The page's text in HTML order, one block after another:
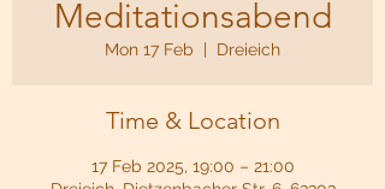
Meditationsabend
Mon 17 Feb
  |
Dreieich
Time & Location
17 Feb 2025, 19:00 – 21:00